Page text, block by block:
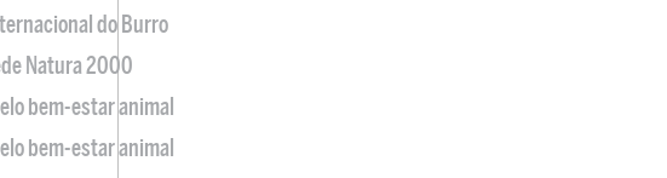
do Burro
Natura 2000
bem-estar animal
bem-estar animal